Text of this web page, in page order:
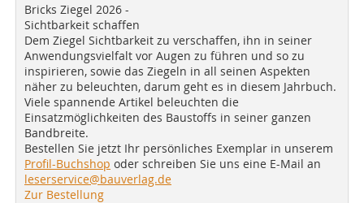
Bricks Ziegel 2026 -
Sichtbarkeit schaffen
Dem Ziegel Sichtbarkeit zu verschaffen, ihn in seiner
Anwendungsvielfalt vor Augen zu führen und so zu
inspirieren, sowie das Ziegeln in all seinen Aspekten
näher zu beleuchten, darum geht es in diesem Jahrbuch.
Viele spannende Artikel beleuchten die
Einsatzmöglichkeiten des Baustoffs in seiner ganzen
Bandbreite.
Bestellen Sie jetzt Ihr persönliches Exemplar in unserem
Profil-Buchshop oder schreiben Sie uns eine E-Mail an
leserservice@bauverlag.de
Zur Bestellung